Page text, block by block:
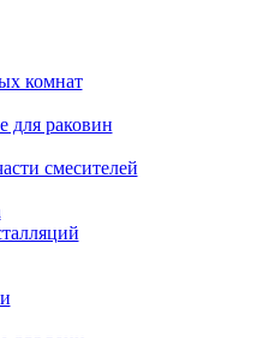
комнат
для раковин
смесителей